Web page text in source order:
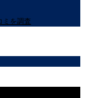
ミを調査